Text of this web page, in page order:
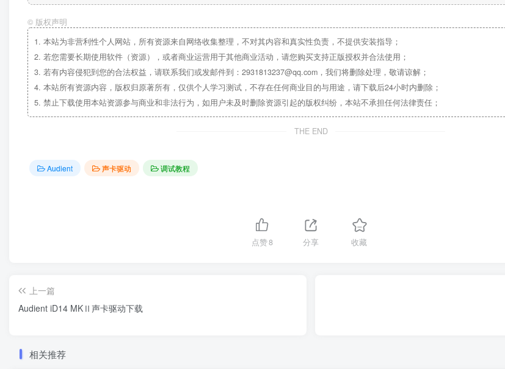
© 版权声明
1. 本站为非营利性个人网站，所有资源来自网络收集整理，不对其内容和真实性负责，不提供安装指导；
2. 若您需要长期使用软件（资源），或者商业运营用于其他商业活动，请您购买支持正版授权并合法使用；
3. 若有内容侵犯到您的合法权益，请联系我们或发邮件到：2931813237@qq.com，我们将删除处理，敬请谅解；
4. 本站所有资源内容，版权归原著所有，仅供个人学习测试，不存在任何商业目的与用途，请下载后24小时内删除；
5. 禁止下载使用本站资源参与商业和非法行为，如用户未及时删除资源引起的版权纠纷，本站不承担任何法律责任；
THE END
Audient 声卡驱动 调试教程
点赞8 分享 收藏
上一篇
Audient iD14 MKⅡ声卡驱动下载
相关推荐